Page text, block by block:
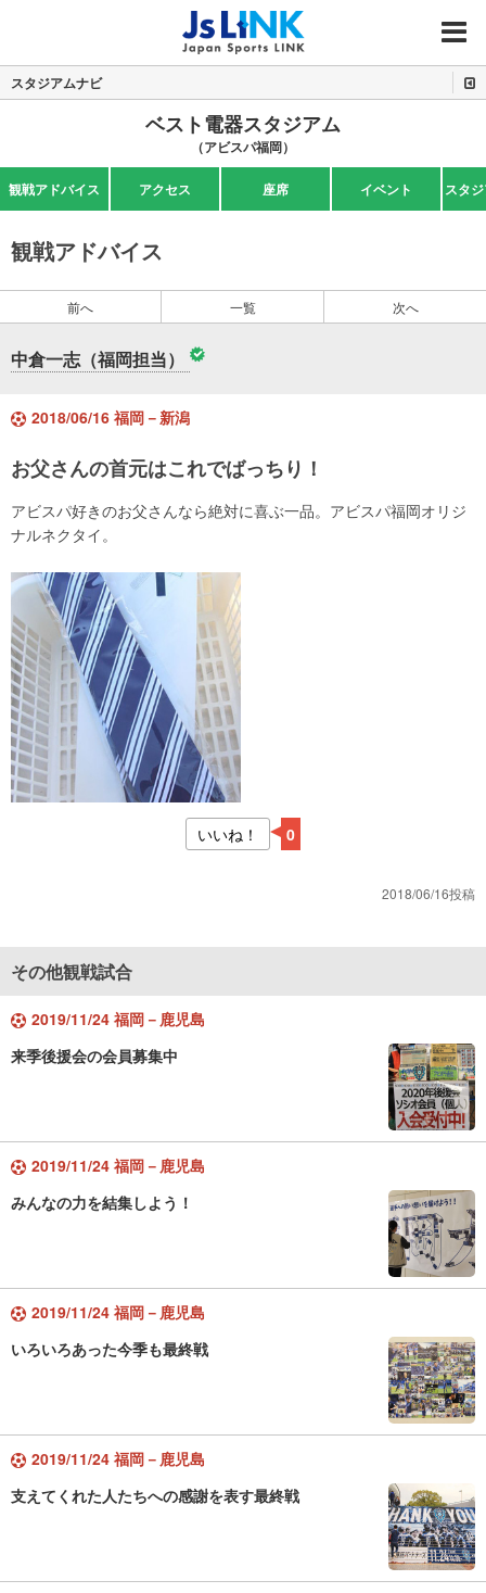
MENU
スタジアムナビ
ベスト電器スタジアム
（アビスパ福岡）
観戦アドバイス アクセス 座席 イベント スタ
観戦アドバイス
前へ 一覧 次へ
中倉一志（福岡担当）
2018/06/16 福岡－新潟
お父さんの首元はこれでばっちり！
アビスパ好きのお父さんなら絶対に喜ぶ一品。アビスパ福岡オリジ
ナルネクタイ。
いいね！ 0
2018/06/16投稿
その他観戦試合
2019/11/24 福岡－鹿児島
来季後援会の会員募集中
2019/11/24 福岡－鹿児島
みんなの力を結集しよう！
2019/11/24 福岡－鹿児島
いろいろあった今季も最終戦
2019/11/24 福岡－鹿児島
支えてくれた人たちへの感謝を表す最終戦